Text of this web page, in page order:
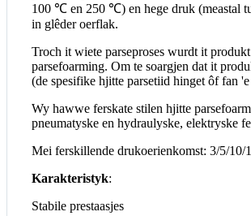
100 ℃ en 250 ℃) en hege druk (meastal
in glêder oerflak.
Troch it wiete parseproses wurdt it
parsefoarming. Om te soargjen dat it
(de spesifike hjitte parsetiid hinget ôf fan
Wy hawwe ferskate stilen hjitte
pneumatyske en hydraulyske, elektryske
Mei ferskillende drukoerienkomst: 3/5/10/
Karakteristyk:
Stabile prestaasjes